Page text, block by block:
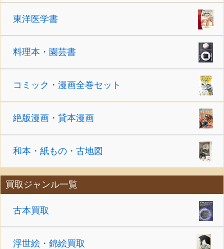
東洋医学書
料理本・園芸書
コミック・漫画全巻セット
絶版漫画・貸本漫画
和本・紙もの・古地図
買取ジャンル一覧
古本買取
浮世絵・錦絵買取